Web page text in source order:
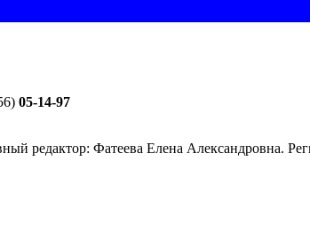
05-14-97
редактор: Фатеева Елена Александровна.